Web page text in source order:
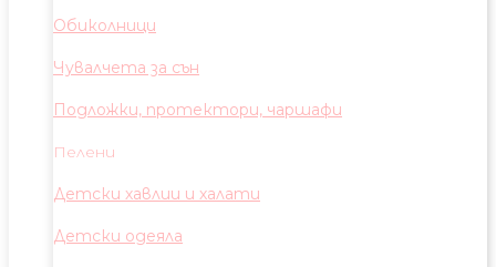
Обиколници
Чувалчета за сън
Подложки, протектори, чаршафи
Пелени
Детски хавлии и халати
Детски одеяла